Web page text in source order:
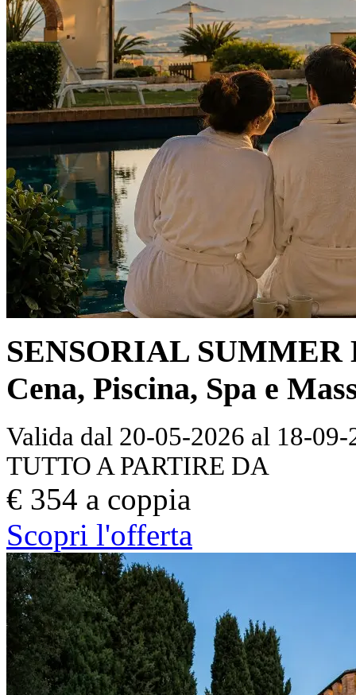
SENSORIAL SUMMER
Cena, Piscina, Spa e
Valida dal 20-05-2026 al 18-09-
TUTTO A PARTIRE DA
€ 354 a coppia
Scopri l'offerta